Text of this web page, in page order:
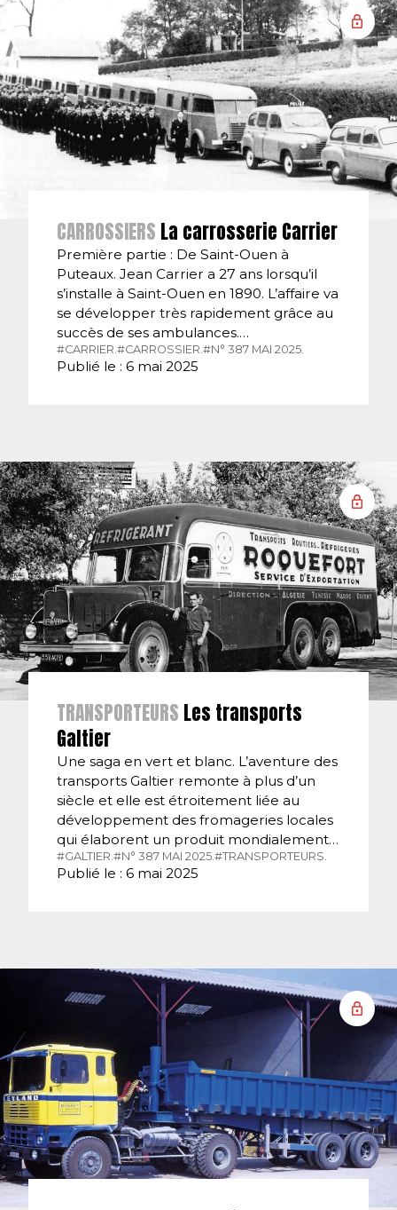
CARROSSIERS La carrosserie Carrier
Première partie : De Saint-Ouen à
Puteaux. Jean Carrier a 27 ans lorsqu’il
s’installe à Saint-Ouen en 1890. L’affaire va
se développer très rapidement grâce au
succès de ses ambulances.…
#CARRIER.#CARROSSIER.#N° 387 MAI 2025.
Publié le : 6 mai 2025
TRANSPORTEURS Les transports
Galtier
Une saga en vert et blanc. L’aventure des
transports Galtier remonte à plus d’un
siècle et elle est étroitement liée au
développement des fromageries locales
qui élaborent un produit mondialement…
#GALTIER.#N° 387 MAI 2025.#TRANSPORTEURS.
Publié le : 6 mai 2025